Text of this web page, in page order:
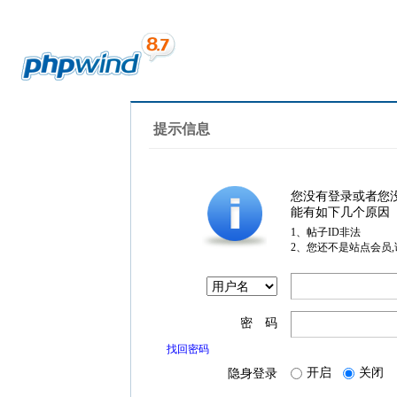
提示信息
您没有登录或者您
能有如下几个原因
1、帖子ID非法
2、您还不是站点会员
密 码
找回密码
隐身登录 开启 关闭